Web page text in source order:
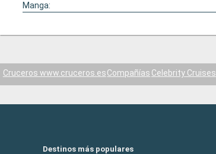
Manga:
Cruceros www.cruceros.esCompañías Celebrity Cruises
Destinos más populares